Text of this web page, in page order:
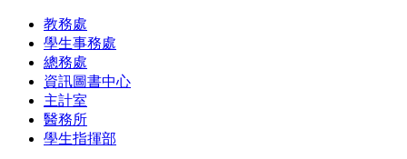
教務處
學生事務處
總務處
資訊圖書中心
主計室
醫務所
學生指揮部